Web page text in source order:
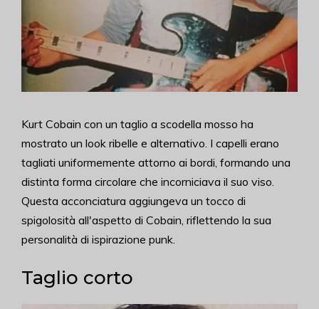
Kurt Cobain con un taglio a scodella mosso ha
mostrato un look ribelle e alternativo. I capelli erano
tagliati uniformemente attorno ai bordi, formando una
distinta forma circolare che incorniciava il suo viso.
Questa acconciatura aggiungeva un tocco di
spigolosità all'aspetto di Cobain, riflettendo la sua
personalità di ispirazione punk.
Taglio corto